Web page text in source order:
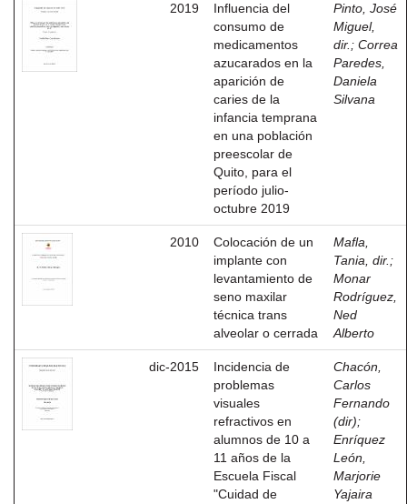
2019
Influencia del
consumo de
medicamentos
azucarados en la
aparición de
caries de la
infancia temprana
en una población
preescolar de
Quito, para el
período julio-
octubre 2019
Pinto, José
Miguel,
dir. ; Correa
Paredes,
Daniela
Silvana
2010
Colocación de un
implante con
levantamiento de
seno maxilar
técnica trans
alveolar o cerrada
Mafla,
Tania, dir. ;
Monar
Rodríguez,
Ned
Alberto
dic-2015
Incidencia de
problemas
visuales
refractivos en
alumnos de 10 a
11 años de la
Escuela Fiscal
"Cuidad de
Chacón,
Carlos
Fernando
(dir);
Enríquez
León,
Marjorie
Yajaira